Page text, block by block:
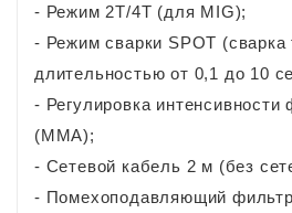
- Режим 2Т/4Т (для MIG);
- Режим сварки SPOT (сварка
длительностью от 0,1 до 10
- Регулировка интенсивности
(MMA);
- Сетевой кабель 2 м (без
- Помехоподавляющий